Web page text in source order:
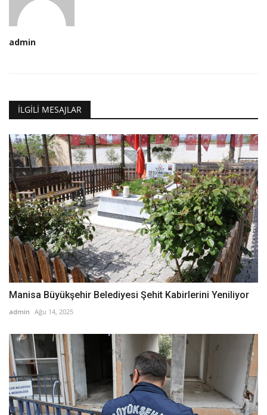
admin
İLGILI MESAJLAR
Manisa Büyükşehir Belediyesi Şehit Kabirlerini Yeniliyor
admin Ağu 14, 2025